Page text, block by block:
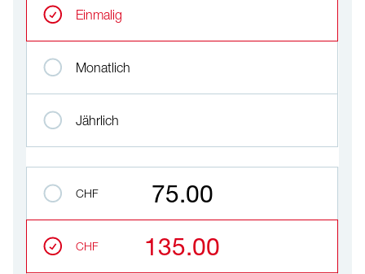
Einmalig
Monatlich
Jährlich
CHF 75.00
CHF 135.00